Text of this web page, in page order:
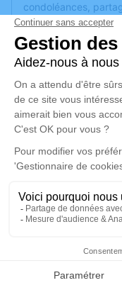
Faire-part
condoléances,
anecdote ou
ou des textes. Cet
honorer la mémoire
Cérémonie
mercredi 27
Eglise Saint
Déroulé des